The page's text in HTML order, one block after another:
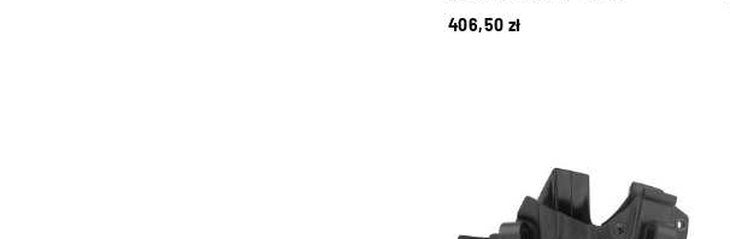
406,50 zł